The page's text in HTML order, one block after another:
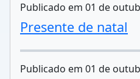
Publicado em 01 de
Presente de natal
Publicado em 01 de